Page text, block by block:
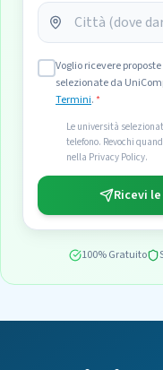
Voglio ricevere
selezionate da
Termini.*
Le università
telefono. Revochi
nella Privacy Policy.
Ricevi
100% Gratuito